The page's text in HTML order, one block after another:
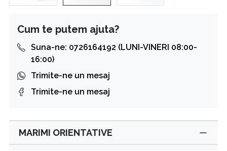
Cum te putem ajuta?
Suna-ne: 0726164192 (LUNI-VINERI 08:00-
16:00)
Trimite-ne un mesaj
Trimite-ne un mesaj
MARIMI ORIENTATIVE